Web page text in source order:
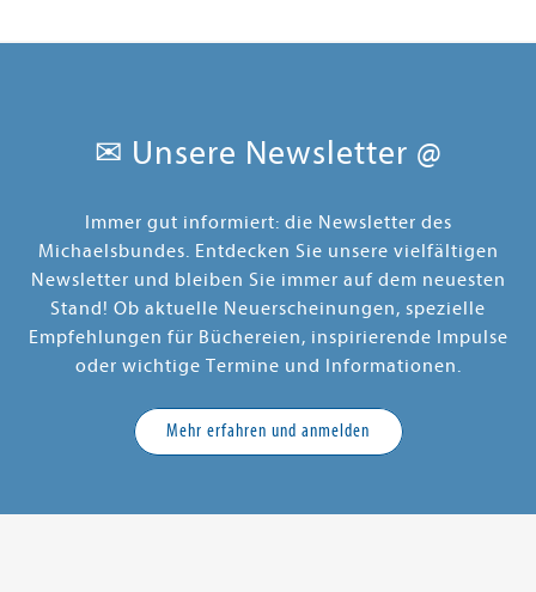
✉ Unsere Newsletter @
Immer gut informiert: die Newsletter des
Michaelsbundes. Entdecken Sie unsere vielfältigen
Newsletter und bleiben Sie immer auf dem neuesten
Stand! Ob aktuelle Neuerscheinungen, spezielle
Empfehlungen für Büchereien, inspirierende Impulse
oder wichtige Termine und Informationen.
Mehr erfahren und anmelden